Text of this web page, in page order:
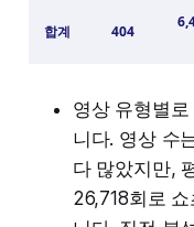
합계 404
영상 유형별
니다. 영상 수
다 많았지만,
26,718회로